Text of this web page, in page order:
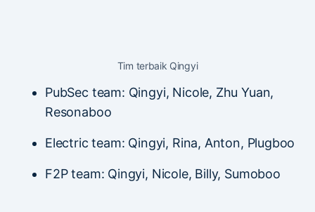
Tim terbaik Qingyi
PubSec team: Qingyi, Nicole, Zhu Yuan,
Resonaboo
Electric team: Qingyi, Rina, Anton, Plugboo
F2P team: Qingyi, Nicole, Billy, Sumoboo